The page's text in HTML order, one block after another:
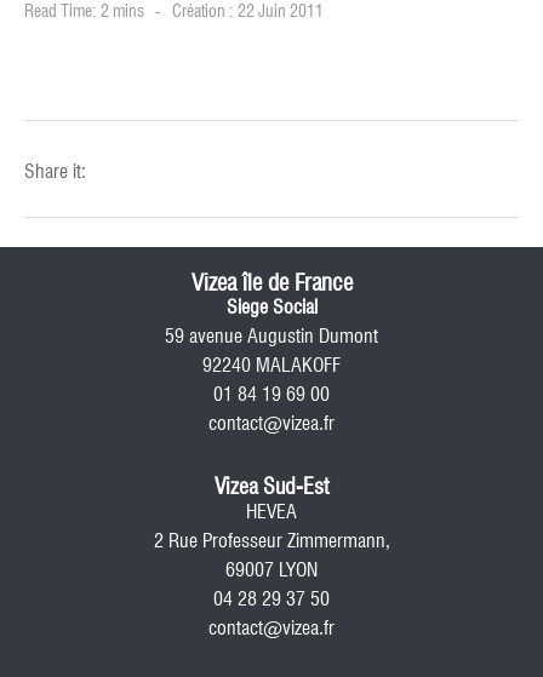
Read Time: 2 mins Création : 22 Juin 2011
Share it:
Vizea île de France
Siege Social
59 avenue Augustin Dumont
92240 MALAKOFF
01 84 19 69 00
contact@vizea.fr
Vizea Sud-Est
HEVEA
2 Rue Professeur Zimmermann,
69007 LYON
04 28 29 37 50
contact@vizea.fr